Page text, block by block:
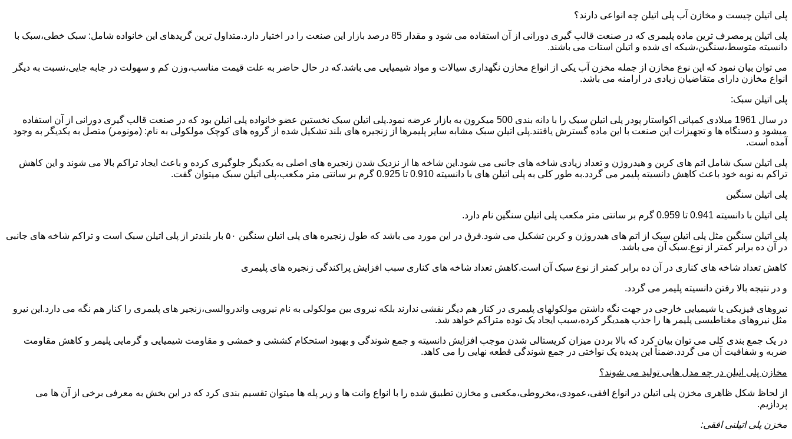
پلی اتیلن چیست و مخازن آب پلی اتیلن چه انواعی دارند؟
پلی اتیلن پرمصرف ترین ماده پلیمری که در صنعت قالب گیری دورانی از آن استفاده می شود و مقدار 85 درصد بازار این صنعت را در اختیار دارد.متداول ترین گریدهای این خانواده شامل: سبک خطی،سبک با
دانسیته متوسط،سنگین،شبکه ای شده و اتیلن استات می باشند.
می توان بیان نمود که این نوع مخازن از جمله مخزن آب یکی از انواع مخازن نگهداری سیالات و مواد شیمیایی می باشد.که در حال حاضر به علت قیمت مناسب،وزن کم و سهولت در جابه جایی،نسبت به دیگر
انواع مخازن دارای متقاضیان زیادی در ارامنه می باشد.
پلی اتیلن سبک:
در سال 1961 میلادی کمپانی اکواستار پودر پلی اتیلن سبک را با دانه بندی 500 میکرون به بازار عرضه نمود.پلی اتیلن سبک نخستین عضو خانواده پلی اتیلن بود که در صنعت قالب گیری دورانی از آن استفاده
میشود و دستگاه ها و تجهیزات این صنعت با این ماده گسترش یافتند.پلی اتیلن سبک مشابه سایر پلیمرها از زنجیره های بلند تشکیل شده از گروه های کوچک مولکولی به نام: (مونومر) متصل به یکدیگر به وجود
آمده است.
پلی اتیلن سبک شامل اتم های کربن و هیدروژن و تعداد زیادی شاخه های جانبی می شود.این شاخه ها از نزدیک شدن زنجیره های اصلی به یکدیگر جلوگیری کرده و باعث ایجاد تراکم بالا می شوند و این کاهش
تراکم به نوبه خود باعث کاهش دانسیته پلیمر می گردد.به طور کلی به پلی اتیلن های با دانسیته 0.910 تا 0.925 گرم بر سانتی متر مکعب،پلی اتیلن سبک میتوان گفت.
پلی اتیلن سنگین
پلی اتیلن با دانسیته 0.941 تا 0.959 گرم بر سانتی متر مکعب پلی اتیلن سنگین نام دارد.
پلی اتیلن سنگین مثل پلی اتیلن سبک از اتم های هیدروژن و کربن تشکیل می شود.فرق در این مورد می باشد که طول زنجیره های پلی اتیلن سنگین ۵۰ بار بلندتر از پلی اتیلن سبک است و تراکم شاخه های جانبی
در آن ده برابر کمتر از نوع.سبک آن می باشد.
کاهش تعداد شاخه های کناری در آن ده برابر کمتر از نوع سبک آن است.کاهش تعداد شاخه های کناری سبب افزایش پراکندگی زنجیره های پلیمری
و در نتیجه بالا رفتن دانسیته پلیمر می گردد.
نیروهای فیزیکی یا شیمیایی خارجی در جهت نگه داشتن مولکولهای پلیمری در کنار هم دیگر نقشی ندارند بلکه نیروی بین مولکولی به نام نیرویی واندروالسی،زنجیر های پلیمری را کنار هم نگه می دارد.این نیرو
مثل نیروهای مغناطیسی پلیمر ها را جذب همدیگر کرده،سبب ایجاد یک توده متراکم خواهد شد.
در یک جمع بندی کلی می توان بیان کرد که بالا بردن میزان کریستالی شدن موجب افزایش دانسیته و جمع شوندگی و بهبود استحکام کششی و خمشی و مقاومت شیمیایی و گرمایی پلیمر و کاهش مقاومت
ضربه و شفافیت آن می گردد.ضمناً این پدیده یک نواختی در جمع شوندگی قطعه نهایی را می کاهد.
مخازن پلی اتیلن در چه مدل هایی تولید می شوند؟
از لحاظ شکل ظاهری مخزن پلی اتیلن در انواع افقی،عمودی،مخروطی،مکعبی و مخازن تطبیق شده را با انواع وانت ها و زیر پله ها میتوان تقسیم بندی کرد که در این بخش به معرفی برخی از آن ها می
پردازیم.
مخزن پلی اتیلنی افقی: